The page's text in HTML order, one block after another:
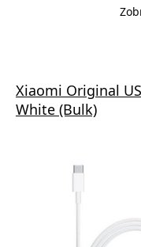
Xiaomi Original
White (Bulk)